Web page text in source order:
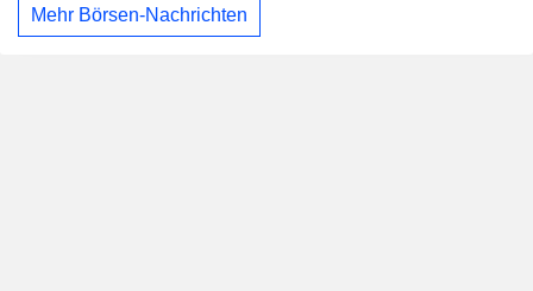
Mehr Börsen-Nachrichten